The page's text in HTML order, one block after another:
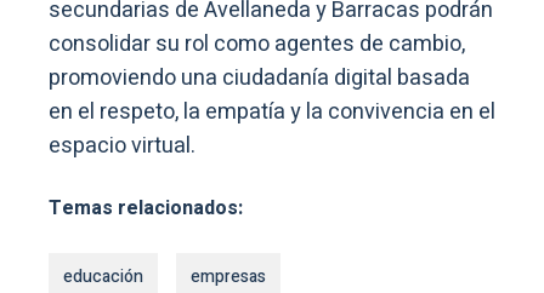
secundarias de Avellaneda y Barracas podrán
consolidar su rol como agentes de cambio,
promoviendo una ciudadanía digital basada
en el respeto, la empatía y la convivencia en el
espacio virtual.
Temas relacionados:
educación empresas